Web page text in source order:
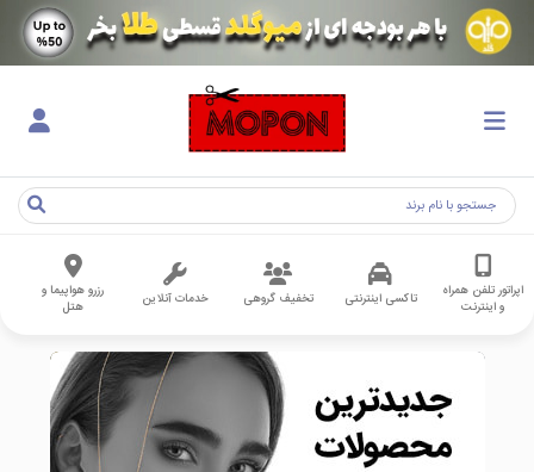
اپراتور تلفن همراه
و اینترنت
تاکسی اینترنتی تخفیف گروهی خدمات آنلاین
رزرو هواپیما و
هتل